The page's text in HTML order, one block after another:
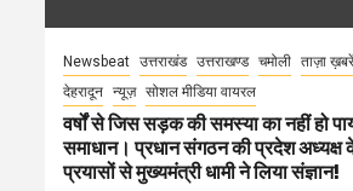
Newsbeat उत्तराखंड उत्तराखण्ड चमोली ताज़ा ख़बरें
देहरादून न्यूज़ सोशल मीडिया वायरल
वर्षों से जिस सड़क की समस्या का नहीं हो
समाधान। प्रधान संगठन की प्रदेश अध्यक्ष
प्रयासों से मुख्यमंत्री धामी ने लिया संज्ञान!